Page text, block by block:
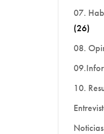
07.
(26)
08.
10.
Noticias